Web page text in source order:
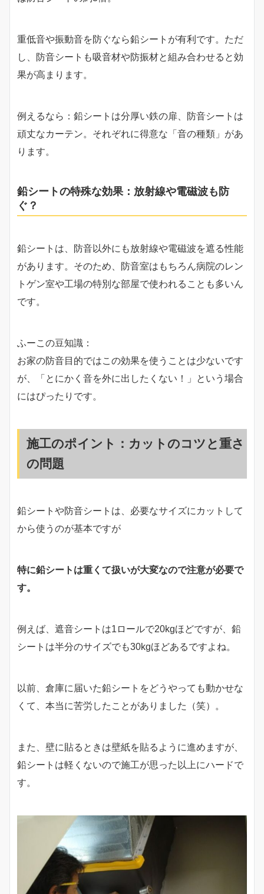
重低音や振動音を防ぐなら鉛シートが有利です。ただ
し、防音シートも吸音材や防振材と組み合わせると効
果が高まります。
例えるなら：鉛シートは分厚い鉄の扉、防音シートは
頑丈なカーテン。それぞれに得意な「音の種類」があ
ります。
鉛シートの特殊な効果：放射線や電磁波も防
ぐ？
鉛シートは、防音以外にも放射線や電磁波を遮る性能
があります。そのため、防音室はもちろん病院のレン
トゲン室や工場の特別な部屋で使われることも多いん
です。
ふーこの豆知識：
お家の防音目的ではこの効果を使うことは少ないです
が、「とにかく音を外に出したくない！」という場合
にはぴったりです。
施工のポイント：カットのコツと重さ
の問題
鉛シートや防音シートは、必要なサイズにカットして
から使うのが基本ですが
特に鉛シートは重くて扱いが大変なので注意が必要で
す。
例えば、遮音シートは1ロールで20kgほどですが、鉛
シートは半分のサイズでも30kgほどあるですよね。
以前、倉庫に届いた鉛シートをどうやっても動かせな
くて、本当に苦労したことがありました（笑）。
また、壁に貼るときは壁紙を貼るように進めますが、
鉛シートは軽くないので施工が思った以上にハードで
す。